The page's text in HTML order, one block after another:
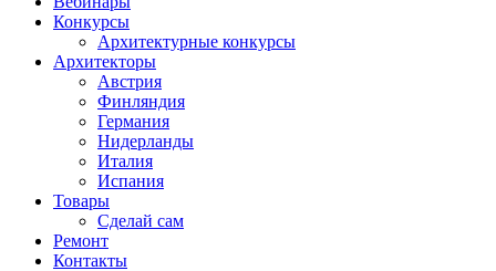
Конкурсы
Архитектурные конкурсы
Архитекторы
Австрия
Финляндия
Германия
Нидерланды
Италия
Испания
Товары
Сделай сам
Ремонт
Контакты